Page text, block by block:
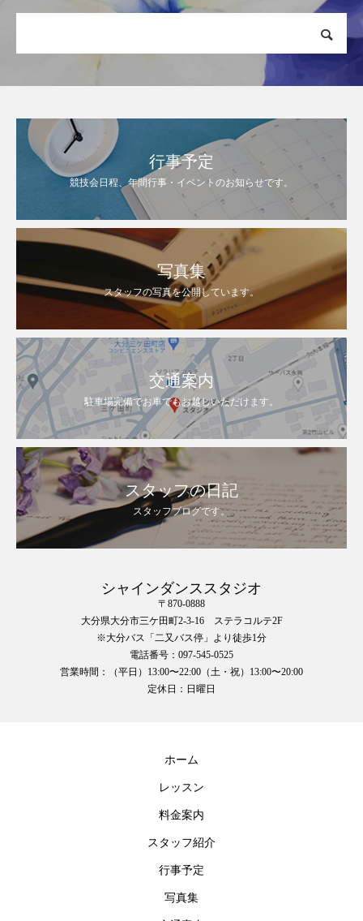
行事予定
競技会日程、年間行事・イベントのお知らせです。
写真集
スタッフの写真を公開しています。
交通案内
駐車場完備でお車でもお越しいただけます。
スタッフの日記
スタッフブログです。
シャインダンススタジオ
〒870-0888
大分県大分市三ケ田町2-3-16 ステラコルテ2F
※大分バス「二又バス停」より徒歩1分
電話番号：097-545-0525
営業時間：（平日）13:00〜22:00（土・祝）13:00〜20:00
定休日：日曜日
ホーム
レッスン
料金案内
スタッフ紹介
行事予定
写真集